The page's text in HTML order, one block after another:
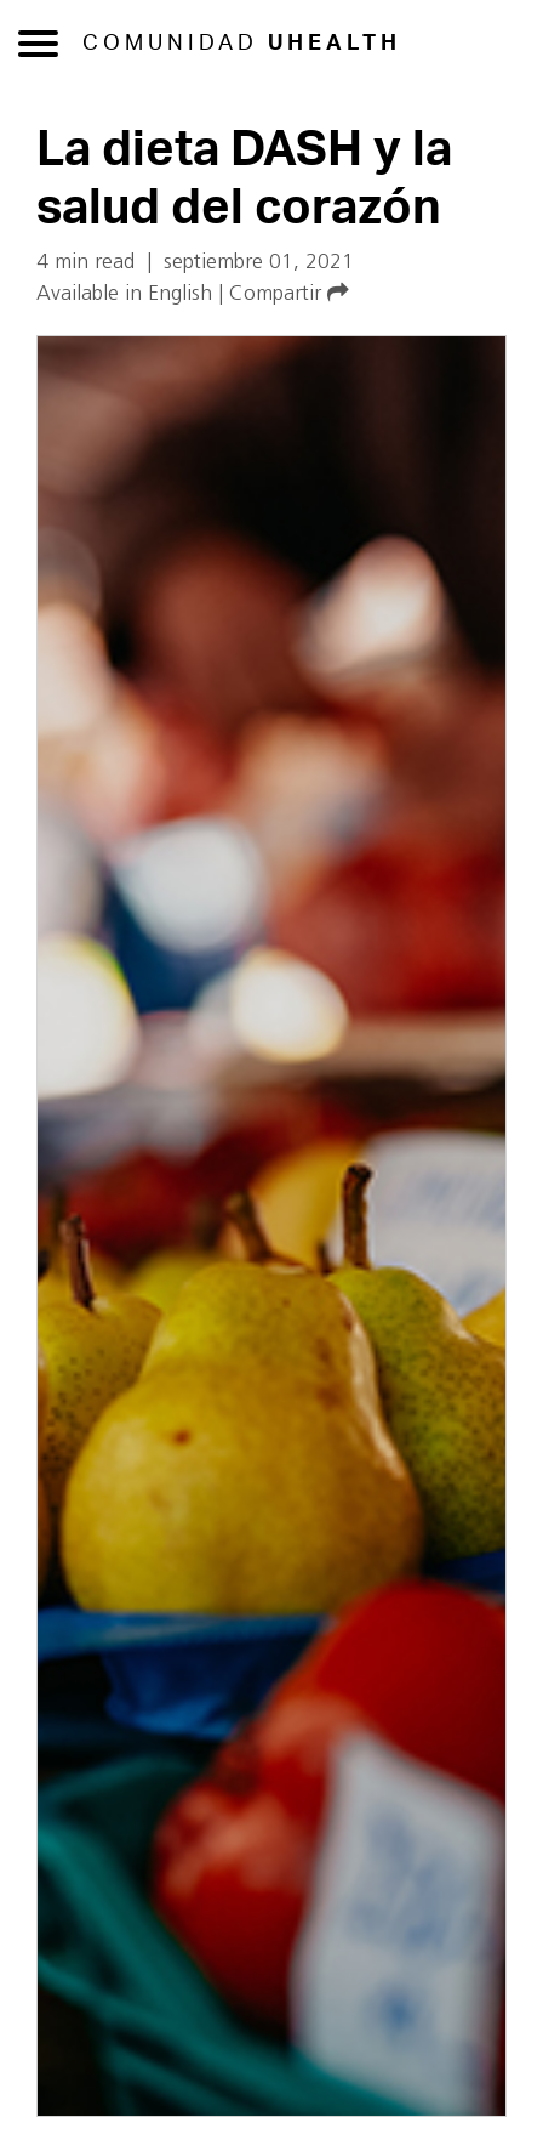
COMUNIDAD UHEALTH
La dieta DASH y la
salud del corazón
4 min read
septiembre 01, 2021
Available in English
Compartir